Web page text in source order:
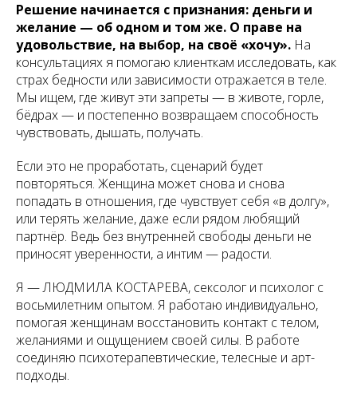
Решение начинается с признания: деньги и
желание — об одном и том же. О праве на
удовольствие, на выбор, на своё «хочу». На
консультациях я помогаю клиенткам исследовать, как
страх бедности или зависимости отражается в теле.
Мы ищем, где живут эти запреты — в животе, горле,
бёдрах — и постепенно возвращаем способность
чувствовать, дышать, получать.
Если это не проработать, сценарий будет
повторяться. Женщина может снова и снова
попадать в отношения, где чувствует себя «в долгу»,
или терять желание, даже если рядом любящий
партнёр. Ведь без внутренней свободы деньги не
приносят уверенности, а интим — радости.
Я — ЛЮДМИЛА КОСТАРЕВА, сексолог и психолог с
восьмилетним опытом. Я работаю индивидуально,
помогая женщинам восстановить контакт с телом,
желаниями и ощущением своей силы. В работе
соединяю психотерапевтические, телесные и арт-
подходы.